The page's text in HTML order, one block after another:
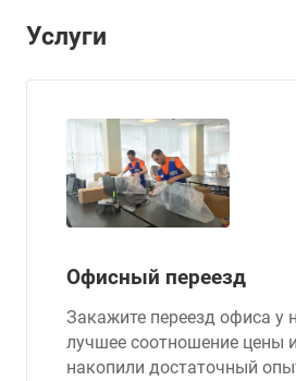
Услуги
Офисный переезд
Закажите переезд офиса у
лучшее соотношение цены
накопили достаточный